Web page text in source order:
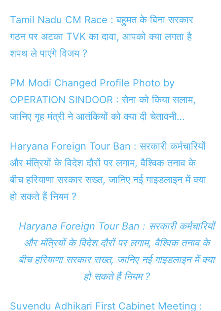
Tamil Nadu CM Race : बहुमत के बिना सरकार
गठन पर अटका TVK का दावा, आपको क्या लगता है
शपथ ले पाएंगे विजय ?
PM Modi Changed Profile Photo by
OPERATION SINDOOR : सेना को किया सलाम,
जानिए गृह मंत्री ने आतंकियों को क्या दी चेतावनी…
Haryana Foreign Tour Ban : सरकारी कर्मचारियों
और मंत्रियों के विदेश दौरों पर लगाम, वैश्विक तनाव के
बीच हरियाणा सरकार सख्त, जानिए नई गाइडलाइन में क्या
हो सकते हैं नियम ?
Haryana Foreign Tour Ban : सरकारी कर्मचारियों
और मंत्रियों के विदेश दौरों पर लगाम, वैश्विक तनाव के
बीच हरियाणा सरकार सख्त, जानिए नई गाइडलाइन में क्या
हो सकते हैं नियम ?
Suvendu Adhikari First Cabinet Meeting :